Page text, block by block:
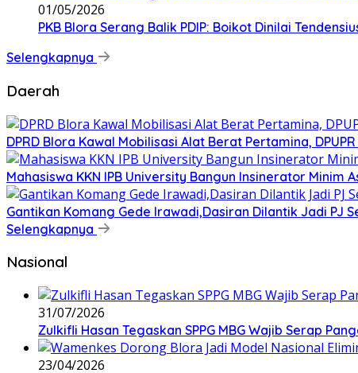
01/05/2026
PKB Blora Serang Balik PDIP: Boikot Dinilai
Selengkapnya
Daerah
DPRD Blora Kawal Mobilisasi Alat Berat Pertamina,
Mahasiswa KKN IPB University Bangun Insinerator Minim
Gantikan Komang Gede Irawadi,Dasiran Dilantik Jadi PJ
Selengkapnya
Nasional
31/07/2026
Zulkifli Hasan Tegaskan SPPG MBG Wajib Serap
23/04/2026